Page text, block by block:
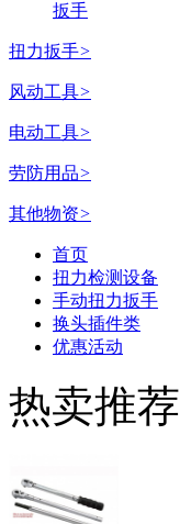
扳手
扭力扳手>
风动工具>
电动工具>
劳防用品>
其他物资>
首页
扭力检测设备
手动扭力扳手
换头插件类
优惠活动
热卖推荐